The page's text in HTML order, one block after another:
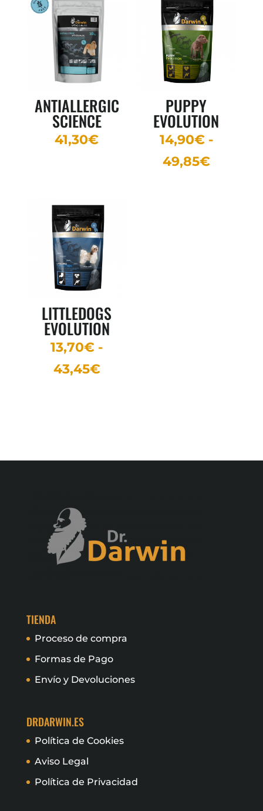
ANTIALLERGIC
SCIENCE
41,30€
PUPPY
EVOLUTION
14,90€ -
49,85€Rango
LITTLEDOGS
EVOLUTION
13,70€ -
43,45€Rango
TIENDA
Proceso de compra
Formas de Pago
Envío y Devoluciones
DRDARWIN.ES
Política de Cookies
Aviso Legal
Política de Privacidad